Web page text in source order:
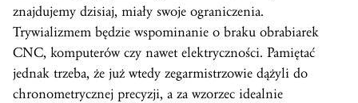
znajdujemy dzisiaj, miały swoje ograniczenia.
Trywializmem będzie wspominanie o braku obrabiarek
CNC, komputerów czy nawet elektryczności. Pamiętać
jednak trzeba, że już wtedy zegarmistrzowie dążyli do
chronometrycznej precyzji, a za wzorzec idealnie